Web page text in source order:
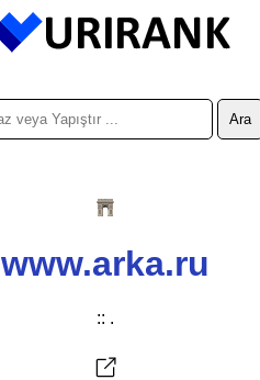
www.arka.ru
:: .